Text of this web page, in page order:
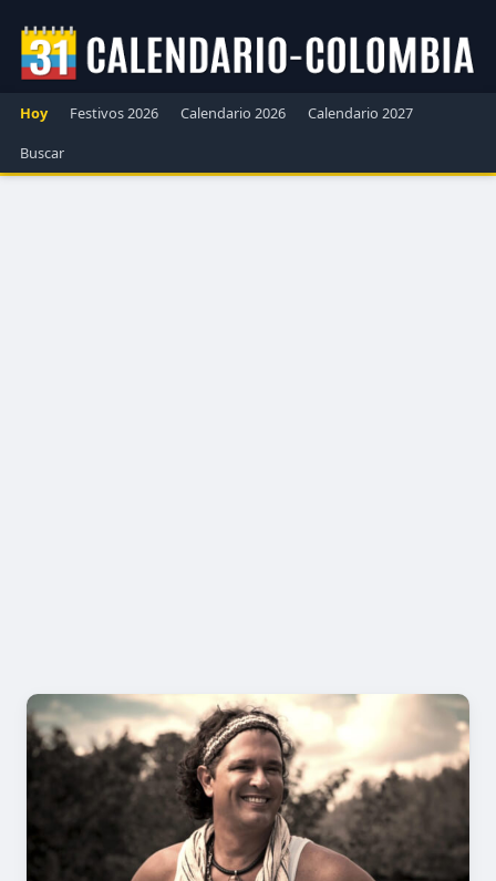
Hoy Festivos 2026 Calendario 2026
Calendario 2027
Buscar